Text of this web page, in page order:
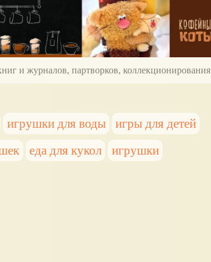
и журналов, партворков, коллекционирования
игрушки для воды
игры для детей
еда для кукол
игрушки